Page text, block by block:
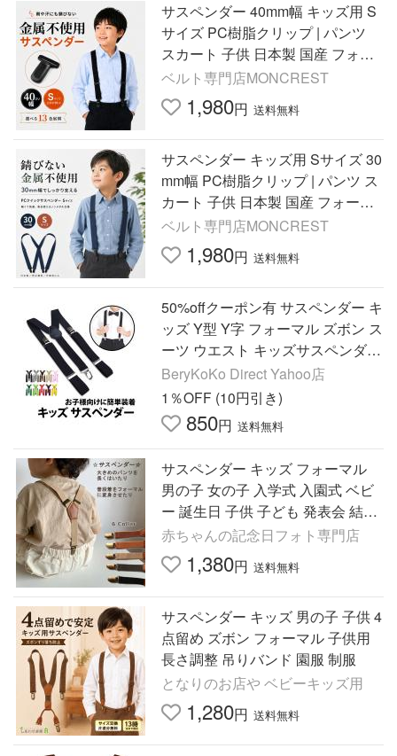
サスペンダー 40mm幅 キッズ用 S
サイズ PC樹脂クリップ | パンツ
スカート 子供 日本製 国産 フォー
マル ポリカーボネート X型 錆びな
い
ベルト専門店MONCREST
1,980円 送料無料
サスペンダー キッズ用 Sサイズ 30
mm幅 PC樹脂クリップ | パンツ ス
カート 子供 日本製 国産 フォーマ
ル ポリカーボネート X型 錆びない
ベルト専門店MONCREST
1,980円 送料無料
50%offクーポン有 サスペンダー キ
ッズ Y型 Y字 フォーマル ズボン ス
ーツ ウエスト キッズサスペンダー
ズボン吊り クリップ ジュニア ス
ーツ
BeryKoKo Direct Yahoo店
1％OFF (10円引き)
850円 送料無料
サスペンダー キッズ フォーマル
男の子 女の子 入学式 入園式 ベビ
ー 誕生日 子供 子ども 発表会 結婚
式 子供服 ベルト 子供用サスペン
ダー
赤ちゃんの記念日フォト専門店
1,380円 送料無料
サスペンダー キッズ 男の子 子供 4
点留め ズボン フォーマル 子供用
長さ調整 吊りバンド 園服 制服
となりのお店や ベビーキッズ用
1,280円 送料無料